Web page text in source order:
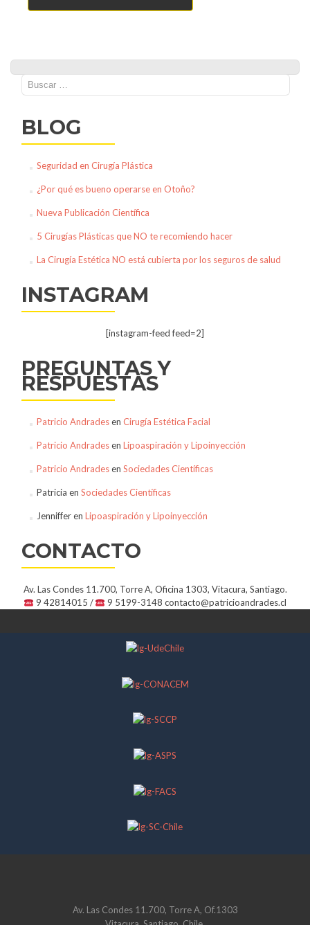
Buscar:
BLOG
Seguridad en Cirugía Plástica
¿Por qué es bueno operarse en Otoño?
Nueva Publicación Científica
5 Cirugías Plásticas que NO te recomiendo hacer
La Cirugía Estética NO está cubierta por los seguros de salud
INSTAGRAM
[instagram-feed feed=2]
PREGUNTAS Y
RESPUESTAS
Patricio Andradesen Cirugía Estética Facial
Patricio Andradesen Lipoaspiración y Lipoinyección
Patricio Andradesen Sociedades Científicas
Patricia en Sociedades Científicas
Jennifferen Lipoaspiración y Lipoinyección
CONTACTO
Av. Las Condes 11.700, Torre A, Oficina 1303, Vitacura, Santiago.
9 42814015 /
9 5199-3148contacto@patricioandrades.cl
Av. Las Condes 11.700, Torre A, Of.1303